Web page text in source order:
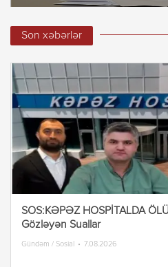
Son xəbərlər
SOS:KƏPƏZ HOSPİTALDA
Gözləyən Suallar
Gündəm / Sosial 7.08.2026